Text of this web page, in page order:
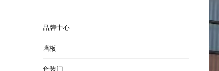
品牌中心
墙板
套装门